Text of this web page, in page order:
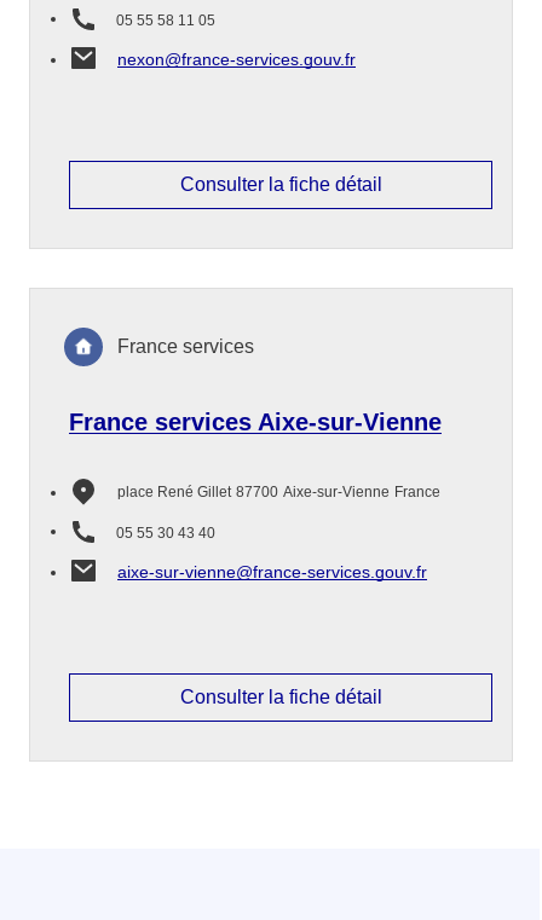
05 55 58 11 05
nexon@france-services.gouv.fr
Consulter la fiche détail
France services Aixe-sur-Vienne
place René Gillet 87700 Aixe-sur-Vienne France
05 55 30 43 40
aixe-sur-vienne@france-services.gouv.fr
France services
Consulter la fiche détail